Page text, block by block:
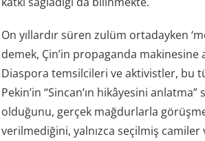
On yıllardır süren zulüm ortadayken
demek, Çin’in propaganda makinesine
Diaspora temsilcileri ve aktivistler, bu
Pekin’in “Sincan’ın hikâyesini
olduğunu, gerçek mağdurlarla
verilmediğini, yalnızca seçilmiş camiler